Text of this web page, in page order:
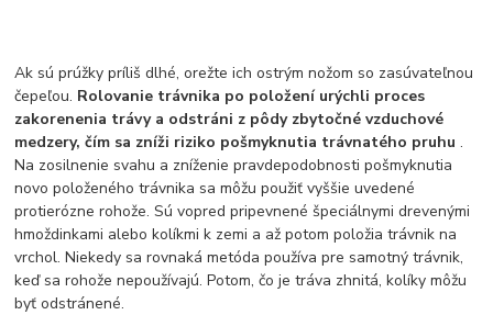
Ak sú prúžky príliš dlhé, orežte ich ostrým nožom so zasúvateľnou
čepeľou. Rolovanie trávnika po položení urýchli proces
zakorenenia trávy a odstráni z pôdy zbytočné vzduchové
medzery, čím sa zníži riziko pošmyknutia trávnatého pruhu.
Na zosilnenie svahu a zníženie pravdepodobnosti pošmyknutia
novo položeného trávnika sa môžu použiť vyššie uvedené
protierózne rohože. Sú vopred pripevnené špeciálnymi drevenými
hmoždinkami alebo kolíkmi k zemi a až potom položia trávnik na
vrchol. Niekedy sa rovnaká metóda používa pre samotný trávnik,
keď sa rohože nepoužívajú. Potom, čo je tráva zhnitá, kolíky môžu
byť odstránené.